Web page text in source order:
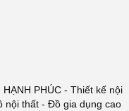
PHÚC - Thiết kế nội
nội thất - Đồ gia dụng cao